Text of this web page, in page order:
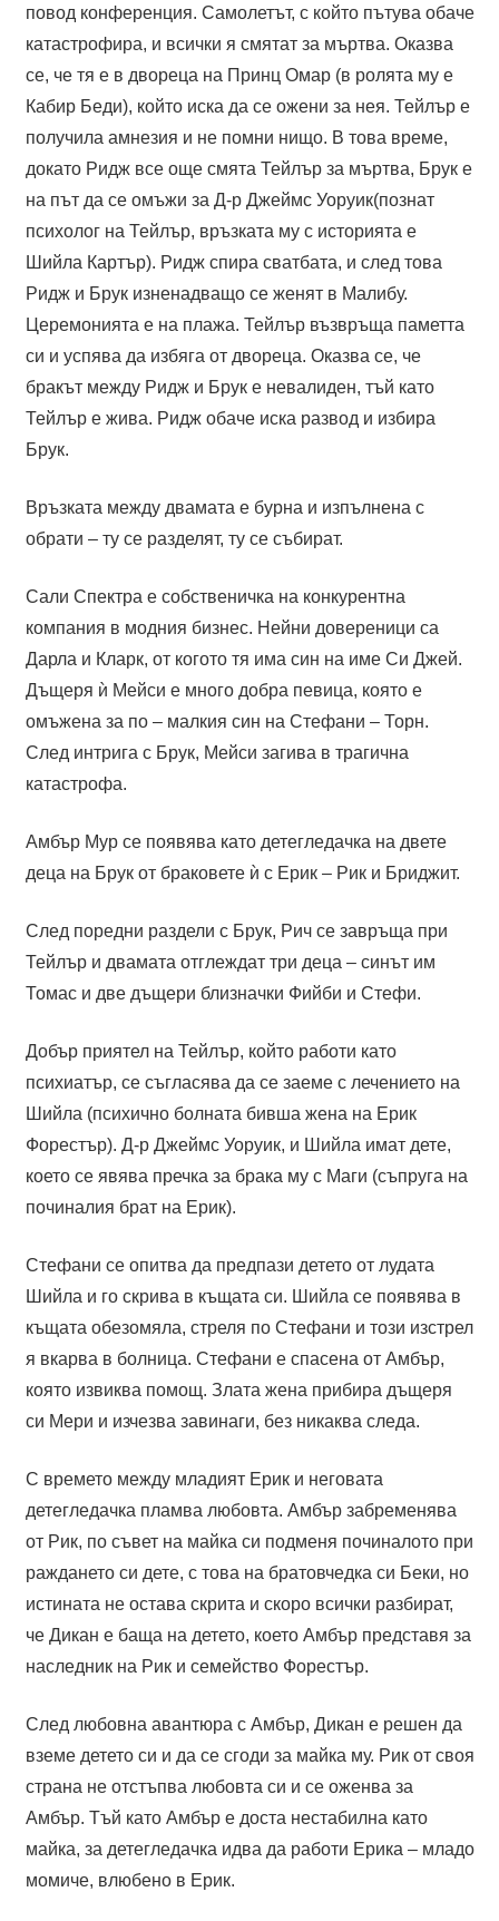
повод конференция. Самолетът, с който пътува обаче
катастрофира, и всички я смятат за мъртва. Оказва
се, че тя е в двореца на Принц Омар (в ролята му е
Кабир Беди), който иска да се ожени за нея. Тейлър е
получила амнезия и не помни нищо. В това време,
докато Ридж все още смята Тейлър за мъртва, Брук е
на път да се омъжи за Д-р Джеймс Уоруик(познат
психолог на Тейлър, връзката му с историята е
Шийла Картър). Ридж спира сватбата, и след това
Ридж и Брук изненадващо се женят в Малибу.
Церемонията е на плажа. Тейлър възвръща паметта
си и успява да избяга от двореца. Оказва се, че
бракът между Ридж и Брук е невалиден, тъй като
Тейлър е жива. Ридж обаче иска развод и избира
Брук.
Връзката между двамата е бурна и изпълнена с
обрати – ту се разделят, ту се събират.
Сали Спектра е собственичка на конкурентна
компания в модния бизнес. Нейни довереници са
Дарла и Кларк, от когото тя има син на име Си Джей.
Дъщеря ѝ Мейси е много добра певица, която е
омъжена за по – малкия син на Стефани – Торн.
След интрига с Брук, Мейси загива в трагична
катастрофа.
Амбър Мур се появява като детегледачка на двете
деца на Брук от браковете ѝ с Ерик – Рик и Бриджит.
След поредни раздели с Брук, Рич се завръща при
Тейлър и двамата отглеждат три деца – синът им
Томас и две дъщери близначки Фийби и Стефи.
Добър приятел на Тейлър, който работи като
психиатър, се съгласява да се заеме с лечението на
Шийла (психично болната бивша жена на Ерик
Форестър). Д-р Джеймс Уоруик, и Шийла имат дете,
което се явява пречка за брака му с Маги (съпруга на
починалия брат на Ерик).
Стефани се опитва да предпази детето от лудата
Шийла и го скрива в къщата си. Шийла се появява в
къщата обезомяла, стреля по Стефани и този изстрел
я вкарва в болница. Стефани е спасена от Амбър,
която извиква помощ. Злата жена прибира дъщеря
си Мери и изчезва завинаги, без никаква следа.
С времето между младият Ерик и неговата
детегледачка пламва любовта. Амбър забременява
от Рик, по съвет на майка си подменя починалото при
раждането си дете, с това на братовчедка си Беки, но
истината не остава скрита и скоро всички разбират,
че Дикан е баща на детето, което Амбър представя за
наследник на Рик и семейство Форестър.
След любовна авантюра с Амбър, Дикан е решен да
вземе детето си и да се сгоди за майка му. Рик от своя
страна не отстъпва любовта си и се оженва за
Амбър. Тъй като Амбър е доста нестабилна като
майка, за детегледачка идва да работи Ерика – младо
момиче, влюбено в Ерик.